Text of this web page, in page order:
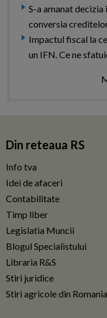
S-a amanat
conversia
Impactul fiscal la
un IFN. Ce ne
Din reteaua RS
Info tva
Idei de afaceri
Contabilitate
Timp liber
Legislatia Muncii
Blogul Specialistului
Libraria R&S
Stiri juridice
Stiri agricole din Romania